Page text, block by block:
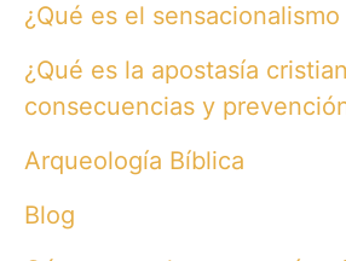
c
f
o
¿Qué es el
¿Qué es la apostasía
consecuencias y
Arqueología Bíblica
Blog